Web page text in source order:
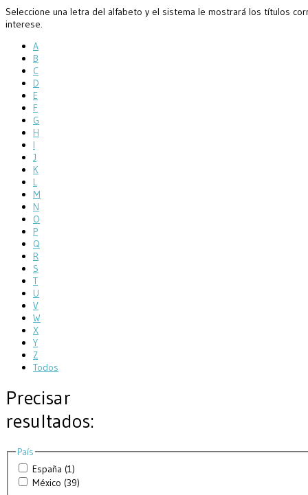
Seleccione una letra del alfabeto y el sistema le mostrará los títulos
interese.
A
B
C
D
E
F
G
H
I
J
K
L
M
N
O
P
Q
R
S
T
U
V
W
X
Y
Z
Todos
Precisar
resultados:
País
España (1)
México (39)